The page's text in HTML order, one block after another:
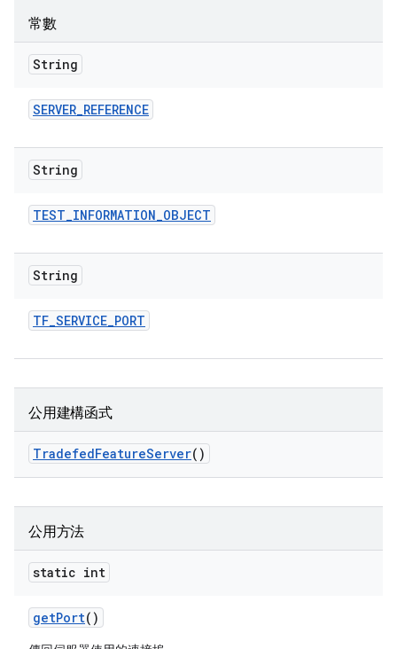
常數
String
SERVER_REFERENCE
String
TEST_INFORMATION_OBJECT
String
TF_SERVICE_PORT
公用建構函式
TradefedFeatureServer()
公用方法
static int
getPort()